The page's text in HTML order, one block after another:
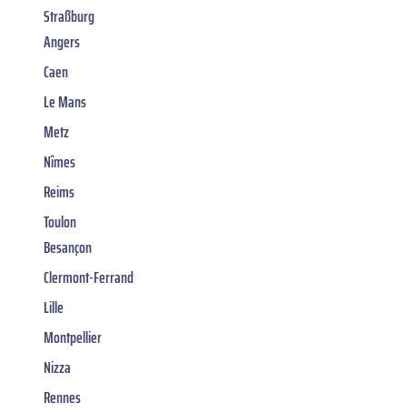
Straßburg
Angers
Caen
Le Mans
Metz
Nîmes
Reims
Toulon
Besançon
Clermont-Ferrand
Lille
Montpellier
Nizza
Rennes